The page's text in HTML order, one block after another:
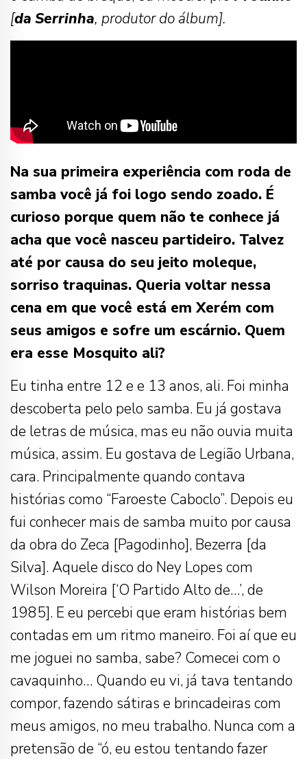
[da Serrinha, produtor do álbum].
Na sua primeira experiência com roda de
samba você já foi logo sendo zoado. É
curioso porque quem não te conhece já
acha que você nasceu partideiro. Talvez
até por causa do seu jeito moleque,
sorriso traquinas. Queria voltar nessa
cena em que você está em Xerém com
seus amigos e sofre um escárnio. Quem
era esse Mosquito ali?
Eu tinha entre 12 e e 13 anos, ali. Foi minha
descoberta pelo pelo samba. Eu já gostava
de letras de música, mas eu não ouvia muita
música, assim. Eu gostava de Legião Urbana,
cara. Principalmente quando contava
histórias como “Faroeste Caboclo”. Depois eu
fui conhecer mais de samba muito por causa
da obra do Zeca [Pagodinho], Bezerra [da
Silva]. Aquele disco do Ney Lopes com
Wilson Moreira [‘O Partido Alto de…’, de
1985]. E eu percebi que eram histórias bem
contadas em um ritmo maneiro. Foi aí que eu
me joguei no samba, sabe? Comecei com o
cavaquinho… Quando eu vi, já tava tentando
compor, fazendo sátiras e brincadeiras com
meus amigos, no meu trabalho. Nunca com a
pretensão de “ó, eu estou tentando fazer